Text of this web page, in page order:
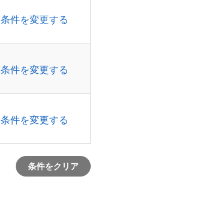
条件を変更する
条件を変更する
条件を変更する
条件をクリア